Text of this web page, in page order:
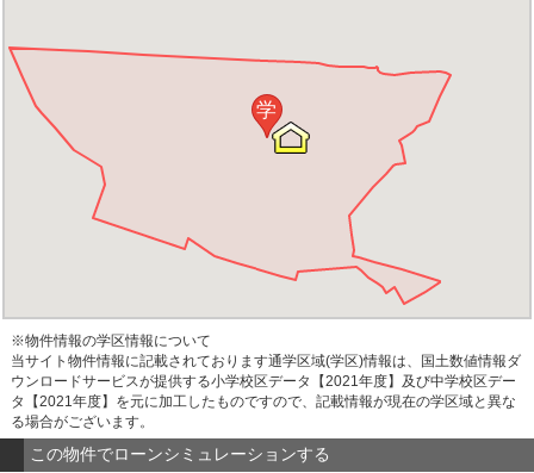
学
※物件情報の学区情報について
当サイト物件情報に記載されております通学区域(学区)情報は、国土数値情報ダ
ウンロードサービスが提供する小学校区データ【2021年度】及び中学校区デー
タ【2021年度】を元に加工したものですので、記載情報が現在の学区域と異な
る場合がございます。
この物件でローンシミュレーションする